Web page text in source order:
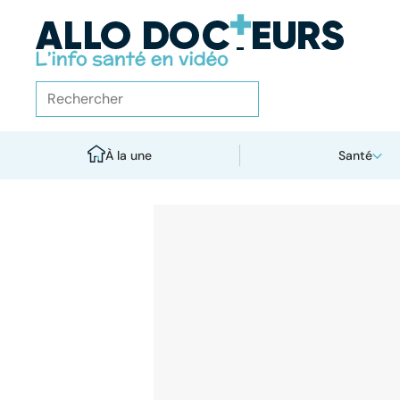
À la une Santé